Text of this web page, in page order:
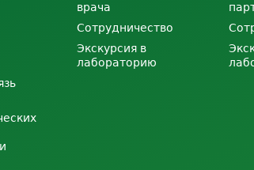
врача
Сотрудничество
Экскурсия в
лабораторию